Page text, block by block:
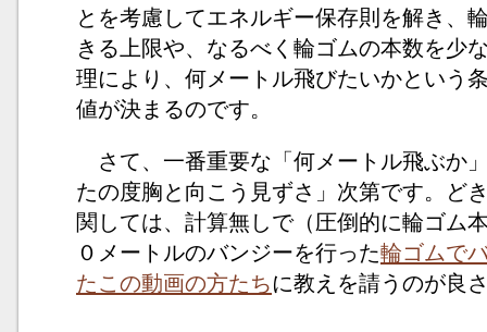
とを考慮してエネルギー保存則を解き、
きる上限や、なるべく輪ゴムの本数を少
理により、何メートル飛びたいかという
値が決まるのです。
さて、一番重要な「何メートル飛ぶか
たの度胸と向こう見ずさ」次第です。ど
関しては、計算無しで（圧倒的に輪ゴム
０メートルのバンジーを行った輪ゴムで
たこの動画の方たちに教えを請うのが良